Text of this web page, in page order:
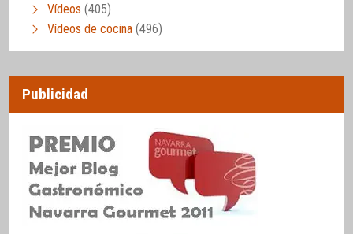
Vídeos (405)
Vídeos de cocina (496)
Publicidad